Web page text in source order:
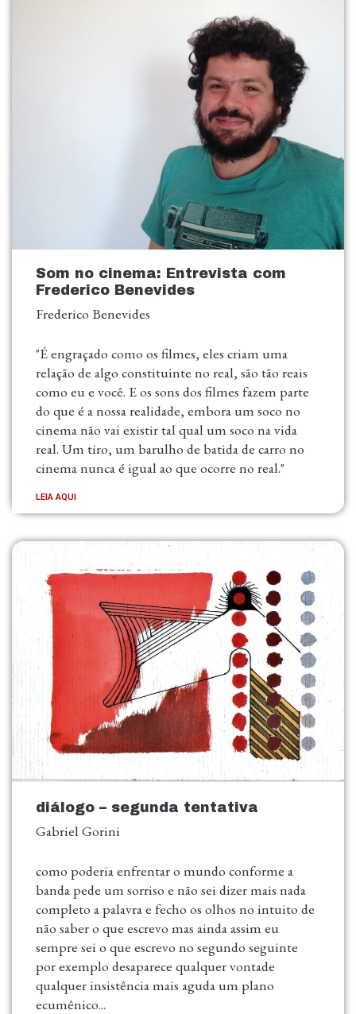
Som no cinema: Entrevista com
Frederico Benevides
Frederico Benevides
"É engraçado como os filmes, eles criam uma
relação de algo constituinte no real, são tão reais
como eu e você. E os sons dos filmes fazem parte
do que é a nossa realidade, embora um soco no
cinema não vai existir tal qual um soco na vida
real. Um tiro, um barulho de batida de carro no
cinema nunca é igual ao que ocorre no real."
LEIA AQUI
diálogo – segunda tentativa
Gabriel Gorini
como poderia enfrentar o mundo conforme a
banda pede um sorriso e não sei dizer mais nada
completo a palavra e fecho os olhos no intuito de
não saber o que escrevo mas ainda assim eu
sempre sei o que escrevo no segundo seguinte
por exemplo desaparece qualquer vontade
qualquer insistência mais aguda um plano
ecumênico...